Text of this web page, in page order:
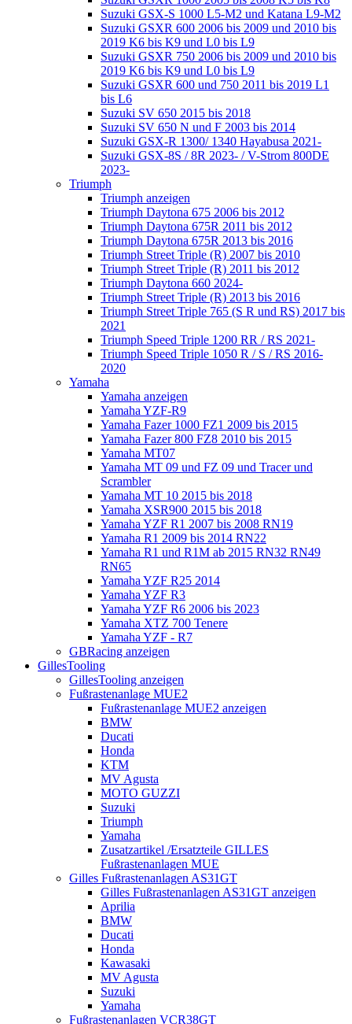
Suzuki GSX-S 1000 L5-M2 und Katana L9-M2
Suzuki GSXR 600 2006 bis 2009 und 2010 bis
2019 K6 bis K9 und L0 bis L9
Suzuki GSXR 750 2006 bis 2009 und 2010 bis
2019 K6 bis K9 und L0 bis L9
Suzuki GSXR 600 und 750 2011 bis 2019 L1
bis L6
Suzuki SV 650 2015 bis 2018
Suzuki SV 650 N und F 2003 bis 2014
Suzuki GSX-R 1300/ 1340 Hayabusa 2021-
Suzuki GSX-8S / 8R 2023- / V-Strom 800DE
2023-
Triumph
Triumph anzeigen
Triumph Daytona 675 2006 bis 2012
Triumph Daytona 675R 2011 bis 2012
Triumph Daytona 675R 2013 bis 2016
Triumph Street Triple (R) 2007 bis 2010
Triumph Street Triple (R) 2011 bis 2012
Triumph Daytona 660 2024-
Triumph Street Triple (R) 2013 bis 2016
Triumph Street Triple 765 (S R und RS) 2017 bis
2021
Triumph Speed Triple 1200 RR / RS 2021-
Triumph Speed Triple 1050 R / S / RS 2016-
2020
Yamaha
Yamaha anzeigen
Yamaha YZF-R9
Yamaha Fazer 1000 FZ1 2009 bis 2015
Yamaha Fazer 800 FZ8 2010 bis 2015
Yamaha MT07
Yamaha MT 09 und FZ 09 und Tracer und
Scrambler
Yamaha MT 10 2015 bis 2018
Yamaha XSR900 2015 bis 2018
Yamaha YZF R1 2007 bis 2008 RN19
Yamaha R1 2009 bis 2014 RN22
Yamaha R1 und R1M ab 2015 RN32 RN49
RN65
Yamaha YZF R25 2014
Yamaha YZF R3
Yamaha YZF R6 2006 bis 2023
Yamaha XTZ 700 Tenere
Yamaha YZF - R7
GBRacing anzeigen
GillesTooling
GillesTooling anzeigen
Fußrastenanlage MUE2
Fußrastenanlage MUE2 anzeigen
BMW
Ducati
Honda
KTM
MV Agusta
MOTO GUZZI
Suzuki
Triumph
Yamaha
Zusatzartikel /Ersatzteile GILLES
Fußrastenanlagen MUE
Gilles Fußrastenanlagen AS31GT
Gilles Fußrastenanlagen AS31GT anzeigen
Aprilia
BMW
Ducati
Honda
Kawasaki
MV Agusta
Suzuki
Yamaha
Fußrastenanlagen VCR38GT